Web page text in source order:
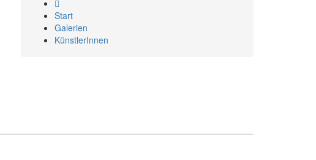
Start
Galerien
KünstlerInnen